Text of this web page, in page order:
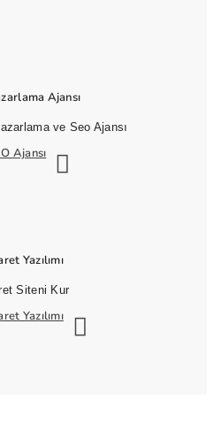
Ajansı
ve Seo Ajansı
Ajansı
Yazılımı
Siteni Kur
Yazılımı